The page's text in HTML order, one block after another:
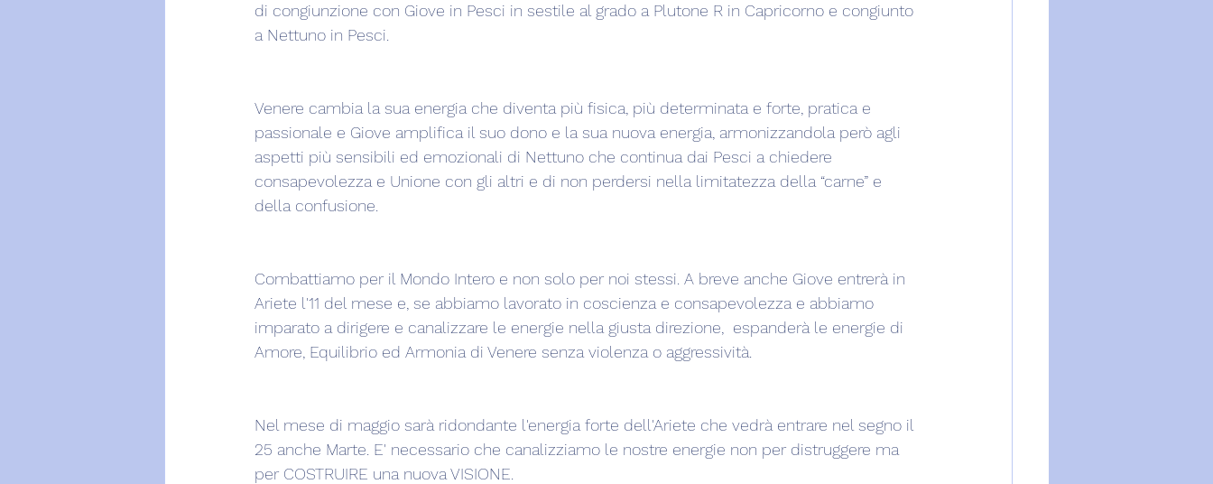
di congiunzione con Giove in Pesci in sestile al grado a Plutone R in Capricorno e congiunto
a Nettuno in Pesci.
Venere cambia la sua energia che diventa più fisica, più determinata e forte, pratica e
passionale e Giove amplifica il suo dono e la sua nuova energia, armonizzandola però agli
aspetti più sensibili ed emozionali di Nettuno che continua dai Pesci a chiedere
consapevolezza e Unione con gli altri e di non perdersi nella limitatezza della “carne” e
della confusione.
Combattiamo per il Mondo Intero e non solo per noi stessi. A breve anche Giove entrerà in
Ariete l'11 del mese e, se abbiamo lavorato in coscienza e consapevolezza e abbiamo
imparato a dirigere e canalizzare le energie nella giusta direzione,  espanderà le energie di
Amore, Equilibrio ed Armonia di Venere senza violenza o aggressività.
Nel mese di maggio sarà ridondante l'energia forte dell'Ariete che vedrà entrare nel segno il
25 anche Marte. E' necessario che canalizziamo le nostre energie non per distruggere ma
per COSTRUIRE una nuova VISIONE.